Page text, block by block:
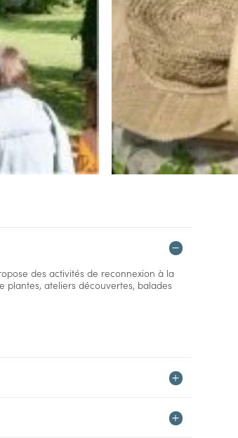
des activités de reconnexion à la
plantes, ateliers découvertes, balades